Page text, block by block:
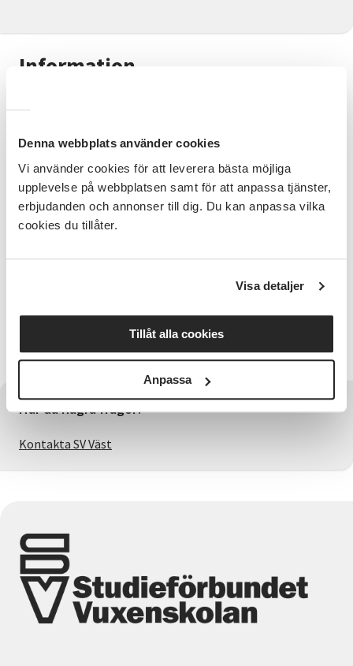
Denna webbplats använder cookies
Vi använder cookies för att leverera bästa möjliga
upplevelse på webbplatsen samt för att anpassa tjänster,
erbjudanden och annonser till dig. Du kan anpassa vilka
cookies du tillåter.
Visa detaljer
Tillåt alla cookies
Anpassa
Information
Vandringen tar ca 3 timmar och är lite
Den går i delvis kuperad terräng och
skogsvägar.
Medtag egen fika. Vi kommer att uppmärksamma
vattendrivna kvarnar på Prästbacka och gårdar och
Samarrangemang mellan Orust kommun, Svenska
kyrkan på Orust och Studieförbundet Vuxenskolan.
Har du några frågor?
Kontakta SV Väst